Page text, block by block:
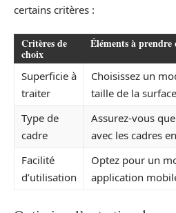
certains critères :
Critères de
choix
Éléments à prendre
Superficie à
traiter
Choisissez un
taille de la
Type de
cadre
Assurez-vous
avec les cadres
Facilité
d’utilisation
Optez pour un
application